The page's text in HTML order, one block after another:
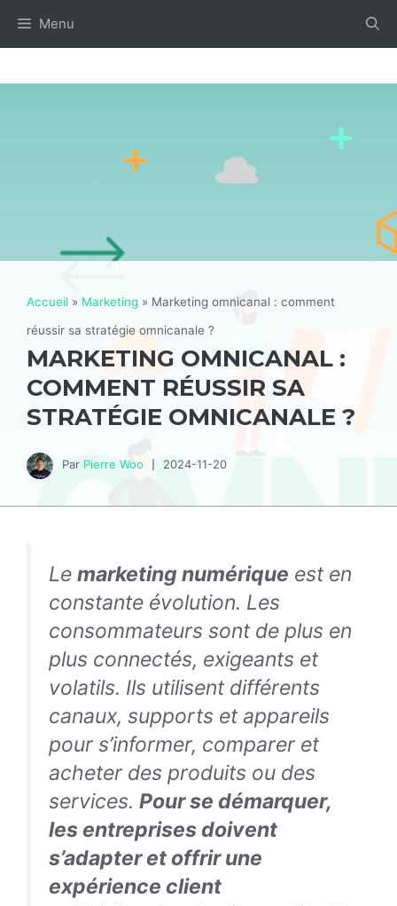
Aller Menu
Accueil » Marketing » Marketing omnicanal : comment
réussir sa stratégie omnicanale ?
MARKETING OMNICANAL :
COMMENT RÉUSSIR SA
STRATÉGIE OMNICANALE ?
Par Pierre Woo 2024-11-20
Le marketing numérique est en
constante évolution. Les
consommateurs sont de plus en
plus connectés, exigeants et
volatils. Ils utilisent différents
canaux, supports et appareils
pour s’informer, comparer et
acheter des produits ou des
services. Pour se démarquer,
les entreprises doivent
s’adapter et offrir une
expérience client